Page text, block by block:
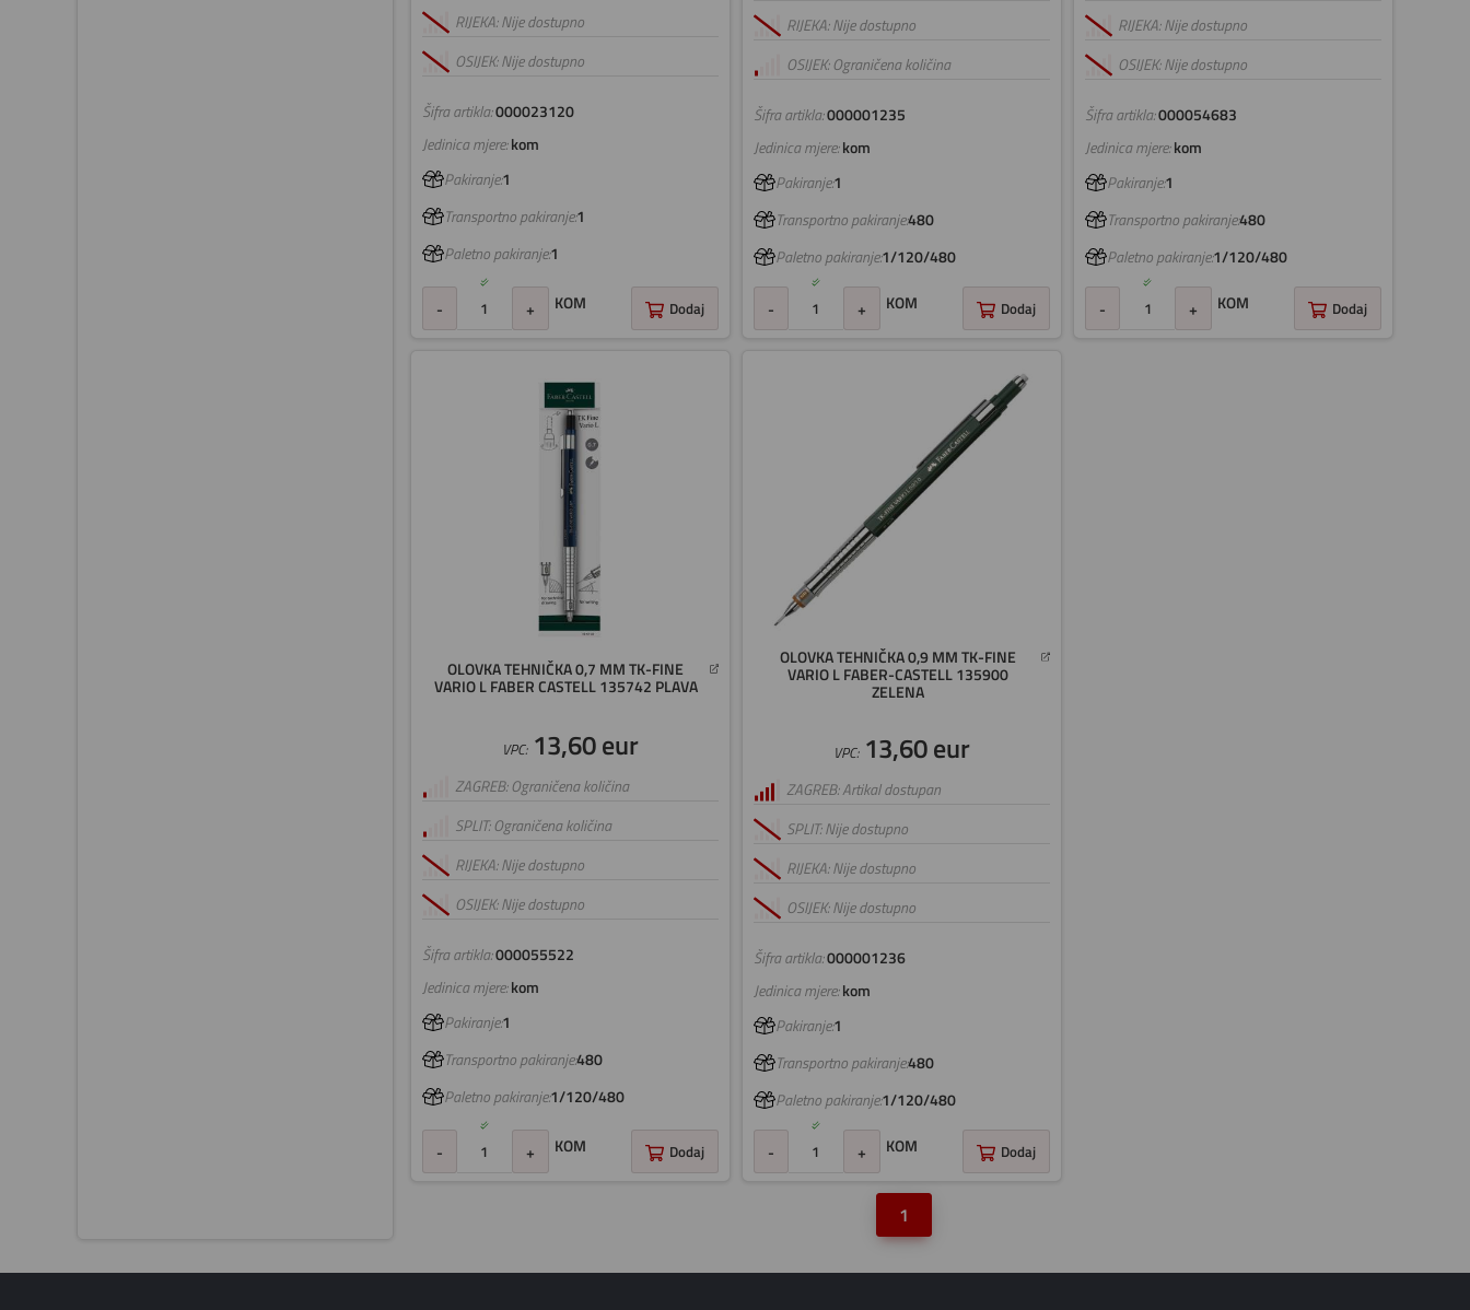
Šifra artikla:000023120
RIJEKA: Nije dostupno
OSIJEK: Nije dostupno
Jedinica mjere: kom
Pakiranje:1
Transportno pakiranje:1
Paletno pakiranje:1
- + KOM Dodaj
Šifra artikla:000001235
RIJEKA: Nije dostupno
OSIJEK: Ograničena količina
Jedinica mjere:kom
Pakiranje:1
Transportno pakiranje:480
Paletno pakiranje:1/120/480
- + KOM Dodaj
Šifra artikla:000054683
RIJEKA: Nije dostupno
OSIJEK: Nije dostupno
Jedinica mjere:kom
Pakiranje:1
Transportno pakiranje:480
Paletno pakiranje:1/120/480
- + KOM Dodaj
OLOVKA TEHNIČKA 0,7 MM TK-FINE
VARIO L FABER CASTELL 135742 PLAVA
Šifra artikla:000055522
VPC:13,60 eur
ZAGREB: Ograničena količina
SPLIT: Ograničena količina
RIJEKA: Nije dostupno
OSIJEK: Nije dostupno
Jedinica mjere: kom
Pakiranje:1
Transportno pakiranje:480
Paletno pakiranje:1/120/480
- + KOM Dodaj
OLOVKA TEHNIČKA 0,9 MM TK-FINE
VARIO L FABER-CASTELL 135900
ZELENA
Šifra artikla:000001236
VPC:13,60 eur
ZAGREB: Artikal dostupan
SPLIT: Nije dostupno
RIJEKA: Nije dostupno
OSIJEK: Nije dostupno
Jedinica mjere:kom
Pakiranje:1
Transportno pakiranje:480
Paletno pakiranje:1/120/480
- + KOM Dodaj
1